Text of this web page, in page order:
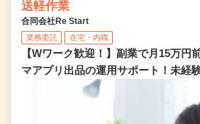
送軽作業
合同会社Re Start
業務委託 在宅・内職
【Wワーク歓迎！】副業で月15万円
マアプリ出品の運用サポート！未経